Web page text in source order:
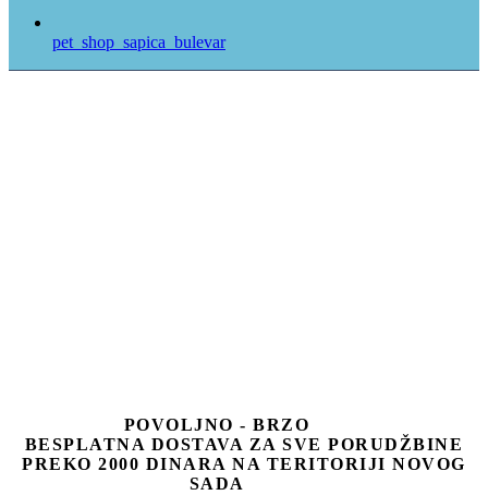
pet_shop_sapica_bulevar
POVOLJNO - BRZO
BESPLATNA DOSTAVA ZA SVE PORUDŽBINE
PREKO 2000 DINARA NA TERITORIJI NOVOG
SADA